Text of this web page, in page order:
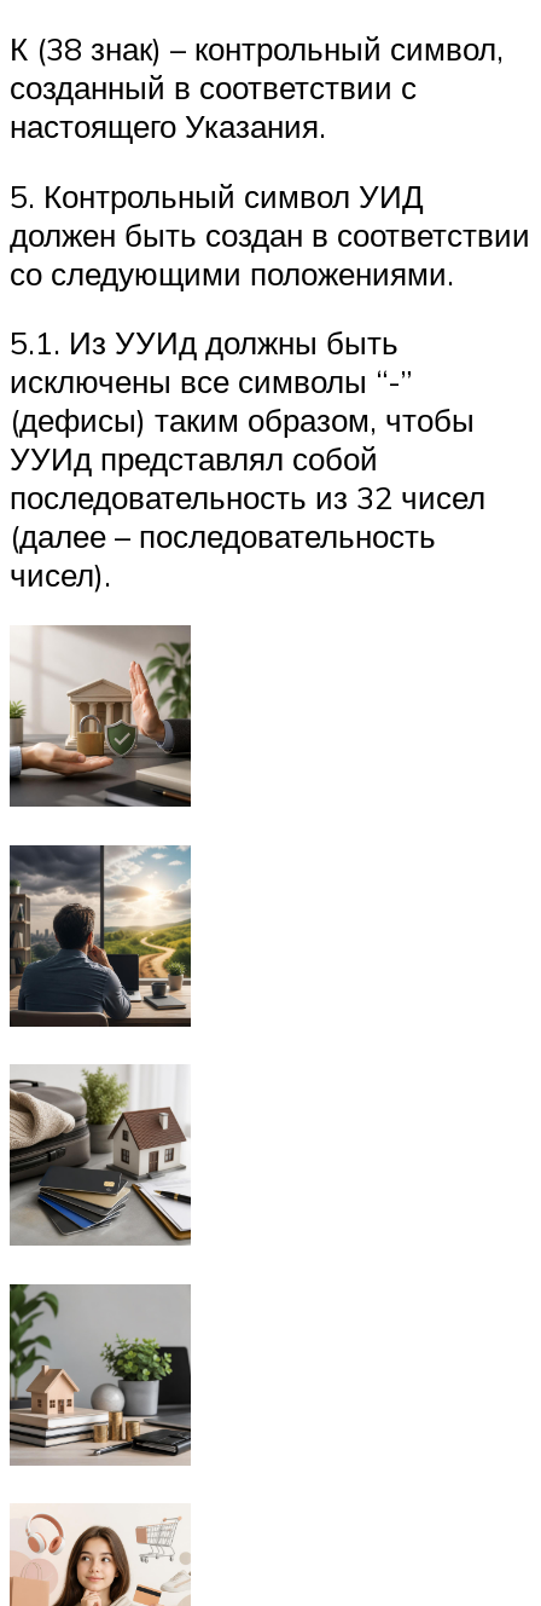
К (38 знак) – контрольный символ,
созданный в соответствии с
настоящего Указания.
5. Контрольный символ УИД
должен быть создан в соответствии
со следующими положениями.
5.1. Из УУИд должны быть
исключены все символы “-”
(дефисы) таким образом, чтобы
УУИд представлял собой
последовательность из 32 чисел
(далее – последовательность
чисел).